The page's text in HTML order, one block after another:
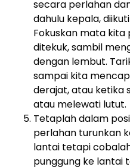
secara perlahan
dahulu kepala,
Fokuskan mata
ditekuk, sambil
dengan lembut.
sampai kita
derajat, atau ketika
atau melewati lutut.
Tetaplah dalam
perlahan turunkan
lantai tetapi
punggung ke lantai